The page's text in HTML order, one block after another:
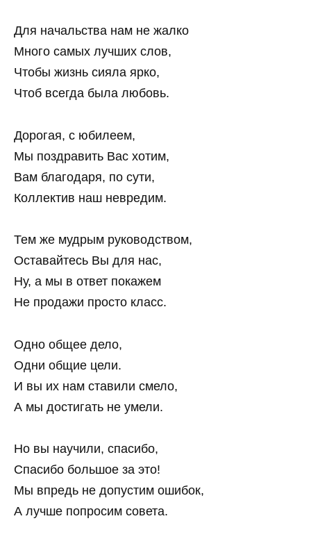
Для начальства нам не жалко
Много самых лучших слов,
Чтобы жизнь сияла ярко,
Чтоб всегда была любовь.
Дорогая, с юбилеем,
Мы поздравить Вас хотим,
Вам благодаря, по сути,
Коллектив наш невредим.
Тем же мудрым руководством,
Оставайтесь Вы для нас,
Ну, а мы в ответ покажем
Не продажи просто класс.
Одно общее дело,
Одни общие цели.
И вы их нам ставили смело,
А мы достигать не умели.
Но вы научили, спасибо,
Спасибо большое за это!
Мы впредь не допустим ошибок,
А лучше попросим совета.